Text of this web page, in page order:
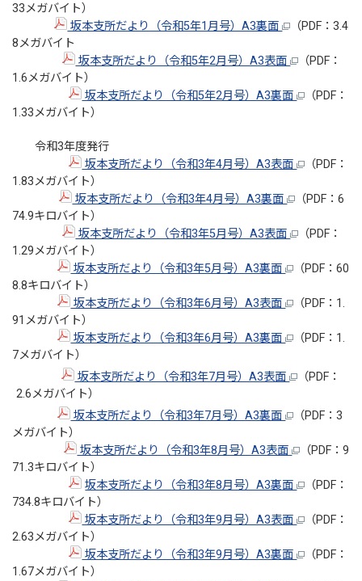
33メガバイト）
坂本支所だより（令和5年1月号）A3裏面
（PDF：3.4
8メガバイト
坂本支所だより（令和5年2月号）A3表面
（PDF：
1.6メガバイト）
坂本支所だより（令和5年2月号）A3裏面
（PDF：
1.33メガバイト）
令和3年度発行
坂本支所だより（令和3年4月号）A3表面
（PDF：
1.83メガバイト）
坂本支所だより（令和3年4月号）A3裏面
（PDF：6
74.9キロバイト）
坂本支所だより（令和3年5月号）A3表面
（PDF：
1.29メガバイト）
坂本支所だより（令和3年5月号）A3裏面
（PDF：60
8.8キロバイト）
坂本支所だより（令和3年6月号）A3表面
（PDF：1.
91メガバイト）
坂本支所だより（令和3年6月号）A3裏面
（PDF：1.
7メガバイト）
坂本支所だより（令和3年7月号）A3表面
（PDF：
2.6メガバイト）
坂本支所だより（令和3年7月号）A3裏面
（PDF：3
メガバイト）
坂本支所だより（令和3年8月号）A3表面
（PDF：9
71.3キロバイト）
坂本支所だより（令和3年8月号）A3裏面
（PDF：
734.8キロバイト）
坂本支所だより（令和3年9月号）A3表面
（PDF：
2.63メガバイト）
坂本支所だより（令和3年9月号）A3裏面
（PDF：
1.67メガバイト）